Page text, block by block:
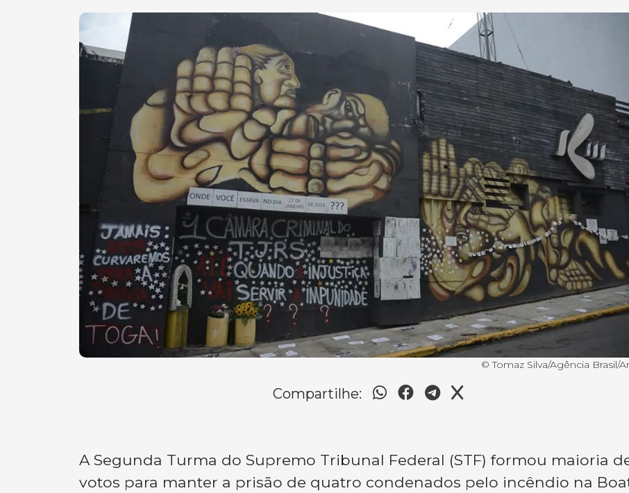
© Tomaz Silva/Agência Brasil/
Compartilhe:
A Segunda Turma do Supremo Tribunal Federal (STF) formou maioria
votos para manter a prisão de quatro condenados pelo incêndio na